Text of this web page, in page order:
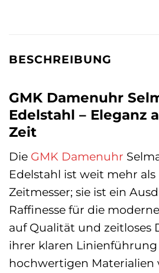
BESCHREIBUNG
GMK Damenuhr
Edelstahl – Eleganz
Zeit
Die GMK Damenuhr
Edelstahl ist weit mehr als
Zeitmesser; sie ist ein
Raffinesse für die
auf Qualität und zeitloses
ihrer klaren
hochwertigen Materialien